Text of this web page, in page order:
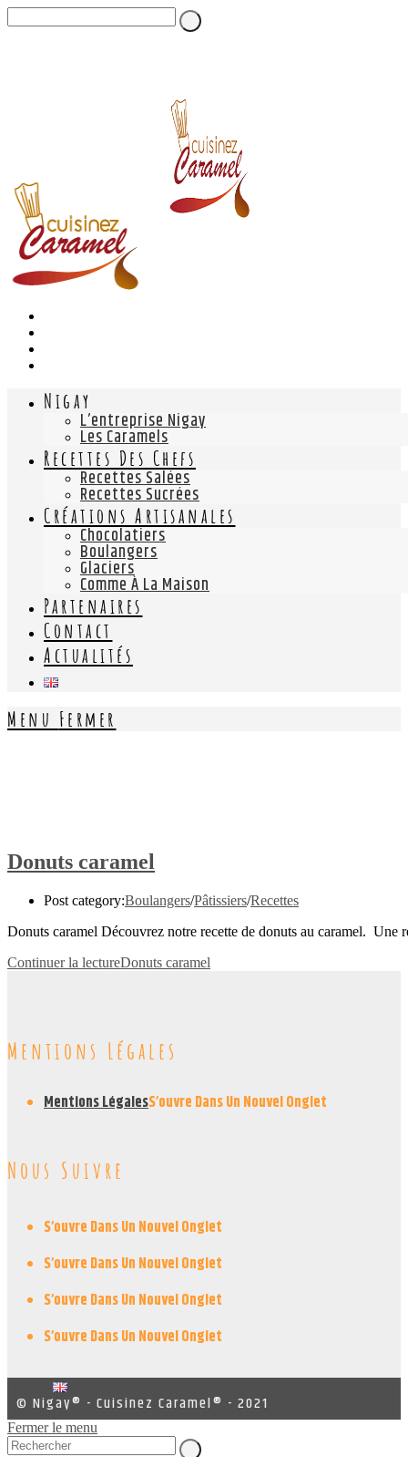
Nigay
L’entreprise Nigay
Les Caramels
Recettes Des Chefs
Recettes Salées
Recettes Sucrées
Créations Artisanales
Chocolatiers
Boulangers
Glaciers
Comme À La Maison
Partenaires
Contact
Actualités
Menu Fermer
Donuts caramel
Post category:Boulangers/Pâtissiers/Recettes
Donuts caramel Découvrez notre recette de donuts au caramel.
Continuer la lectureDonuts caramel
Mentions Légales
Mentions LégalesS’ouvre Dans Un Nouvel Onglet
Nous Suivre
S’ouvre Dans Un Nouvel Onglet
S’ouvre Dans Un Nouvel Onglet
S’ouvre Dans Un Nouvel Onglet
S’ouvre Dans Un Nouvel Onglet
© Nigay® - Cuisinez Caramel® - 2021
Fermer le menu